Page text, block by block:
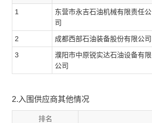
1
东营市永吉石油机械有限责任公
司
2 成都西部石油装备股份有限公司
3
濮阳市中原锐实达石油设备有限
公司
2.入围供应商其他情况
排名